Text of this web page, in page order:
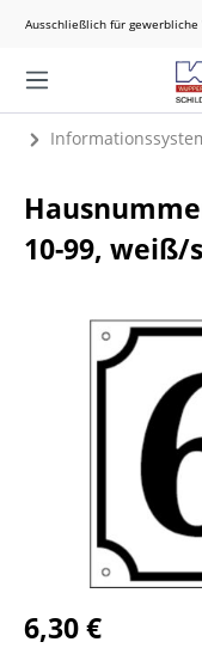
Ausschließlich für gewerbliche
10-99, weiß/
6,30 €